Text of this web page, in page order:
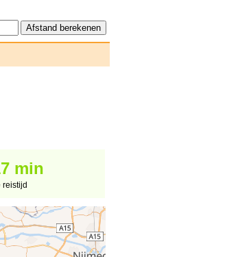
min
reistijd